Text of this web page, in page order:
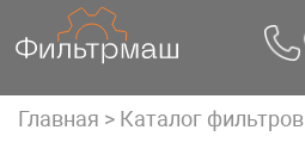
to
Главная > Каталог фильтров